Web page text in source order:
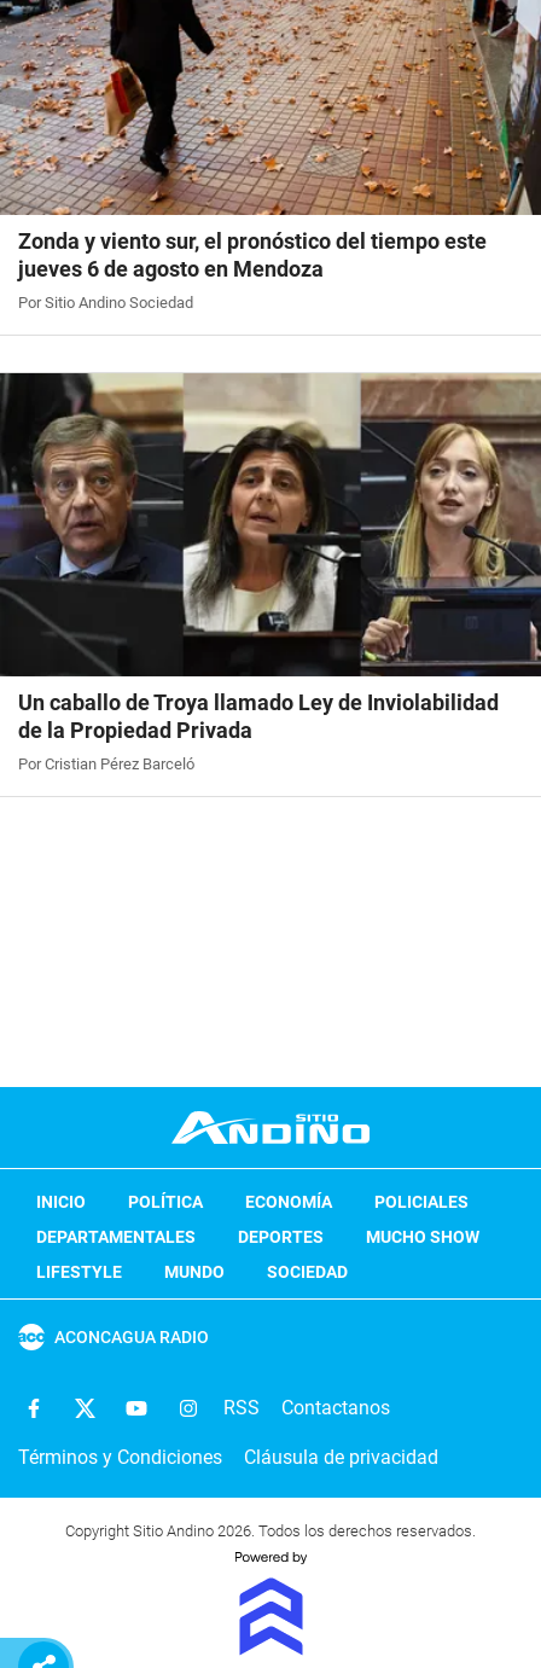
Zonda y viento sur, el pronóstico del tiempo este
jueves 6 de agosto en Mendoza
Por Sitio Andino Sociedad
Un caballo de Troya llamado Ley de Inviolabilidad
de la Propiedad Privada
Por Cristian Pérez Barceló
INICIO POLÍTICA ECONOMÍA
POLICIALES
DEPARTAMENTALES
DEPORTES
MUCHO SHOW
LIFESTYLE
MUNDO SOCIEDAD
ACONCAGUA RADIO
RSS Contactanos
Términos y Condiciones Cláusula de privacidad
Copyright Sitio Andino 2026. Todos los derechos reservados.